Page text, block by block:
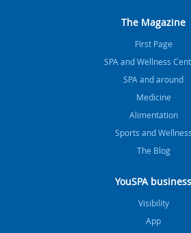
The Magazine
FIrst Page
SPA and Wellness
SPA and around
Medicine
Alimentation
Sports and Wellness
The Blog
YouSPA business
Visibility
App